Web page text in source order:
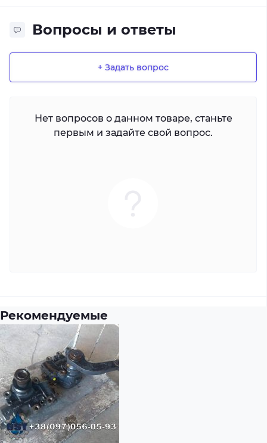
Вопросы и ответы
+ Задать вопрос
Нет вопросов о данном товаре, станьте
первым и задайте свой вопрос.
Рекомендуемые